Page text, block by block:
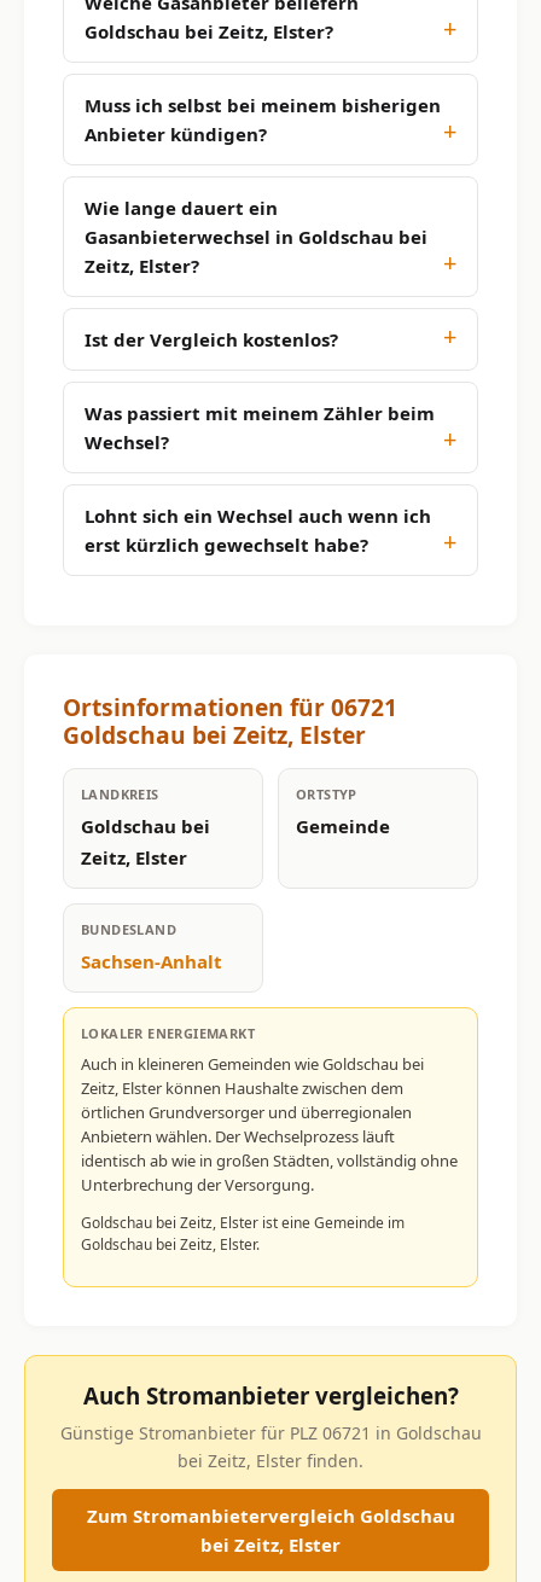
Goldschau bei Zeitz, Elster?
Muss ich selbst bei meinem bisherigen
Anbieter kündigen?
Wie lange dauert ein
Gasanbieterwechsel in Goldschau bei
Zeitz, Elster?
Ist der Vergleich kostenlos?
Was passiert mit meinem Zähler beim
Wechsel?
Lohnt sich ein Wechsel auch wenn ich
erst kürzlich gewechselt habe?
Ortsinformationen für 06721
Goldschau bei Zeitz, Elster
LANDKREIS
Goldschau bei
Zeitz, Elster
ORTSTYP
Gemeinde
BUNDESLAND
Sachsen-Anhalt
LOKALER ENERGIEMARKT
Auch in kleineren Gemeinden wie Goldschau bei
Zeitz, Elster können Haushalte zwischen dem
örtlichen Grundversorger und überregionalen
Anbietern wählen. Der Wechselprozess läuft
identisch ab wie in großen Städten, vollständig ohne
Unterbrechung der Versorgung.
Goldschau bei Zeitz, Elster ist eine Gemeinde im
Goldschau bei Zeitz, Elster.
Auch Stromanbieter vergleichen?
Günstige Stromanbieter für PLZ 06721 in Goldschau
bei Zeitz, Elster finden.
Zum Stromanbietervergleich Goldschau
bei Zeitz, Elster